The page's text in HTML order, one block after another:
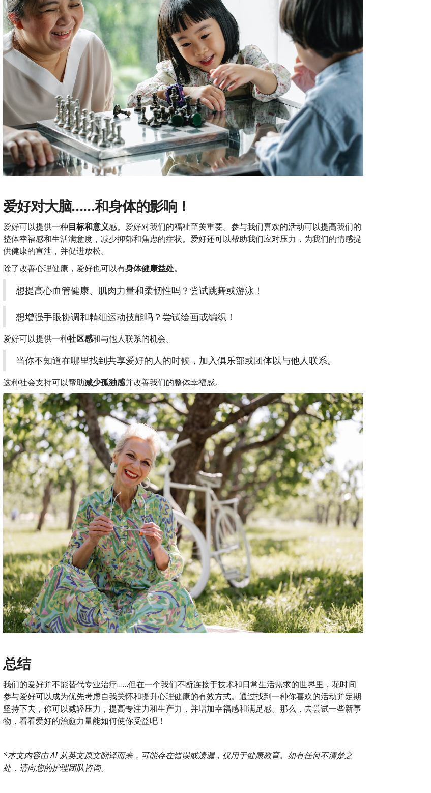
爱好对大脑……和身体的影响！
爱好可以提供一种目标和意义感。爱好对我们的福祉至关重要。参与我们喜欢的活动可以提高我们的
整体幸福感和生活满意度，减少抑郁和焦虑的症状。爱好还可以帮助我们应对压力，为我们的情感提
供健康的宣泄，并促进放松。
除了改善心理健康，爱好也可以有身体健康益处。
想提高心血管健康、肌肉力量和柔韧性吗？尝试跳舞或游泳！
想增强手眼协调和精细运动技能吗？尝试绘画或编织！
爱好可以提供一种社区感和与他人联系的机会。
当你不知道在哪里找到共享爱好的人的时候，加入俱乐部或团体以与他人联系。
这种社会支持可以帮助减少孤独感并改善我们的整体幸福感。
总结
我们的爱好并不能替代专业治疗……但在一个我们不断连接于技术和日常生活需求的世界里，花时间
参与爱好可以成为优先考虑自我关怀和提升心理健康的有效方式。通过找到一种你喜欢的活动并定期
坚持下去，你可以减轻压力，提高专注力和生产力，并增加幸福感和满足感。那么，去尝试一些新事
物，看看爱好的治愈力量能如何使你受益吧！
*本文内容由 AI 从英文原文翻译而来，可能存在错误或遗漏，仅用于健康教育。如有任何不清楚之
处，请向您的护理团队咨询。